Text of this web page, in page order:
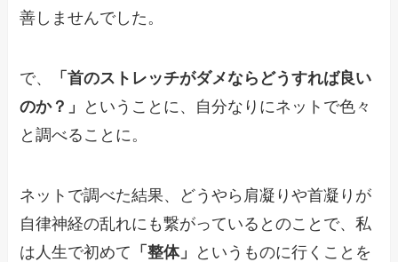
善しませんでした。
で、
「首のストレッチがダメならどうすれば良い
のか？」
ということに、自分なりにネットで色々
と調べることに。
ネットで調べた結果、どうやら肩凝りや首凝りが
自律神経の乱れにも繋がっているとのことで、私
は人生で初めて 「整体」
というものに行くことを